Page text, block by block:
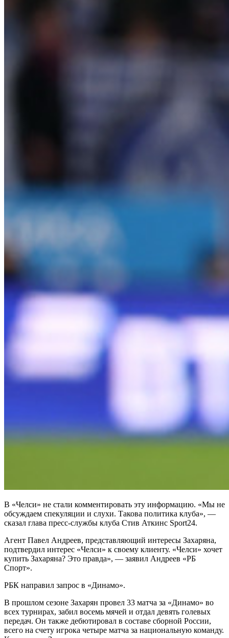
В «Челси» не стали комментировать эту информацию. «Мы не
обсуждаем спекуляции и слухи. Такова политика клуба», —
сказал глава пресс-службы клуба Стив Аткинс Sport24.
Агент Павел Андреев, представляющий интересы Захаряна,
подтвердил интерес «Челси» к своему клиенту. «Челси» хочет
купить Захаряна? Это правда», — заявил Андреев «РБ
Спорт».
РБК направил запрос в «Динамо».
В прошлом сезоне Захарян провел 33 матча за «Динамо» во
всех турнирах, забил восемь мячей и отдал девять голевых
передач. Он также дебютировал в составе сборной России,
всего на счету игрока четыре матча за национальную команду.